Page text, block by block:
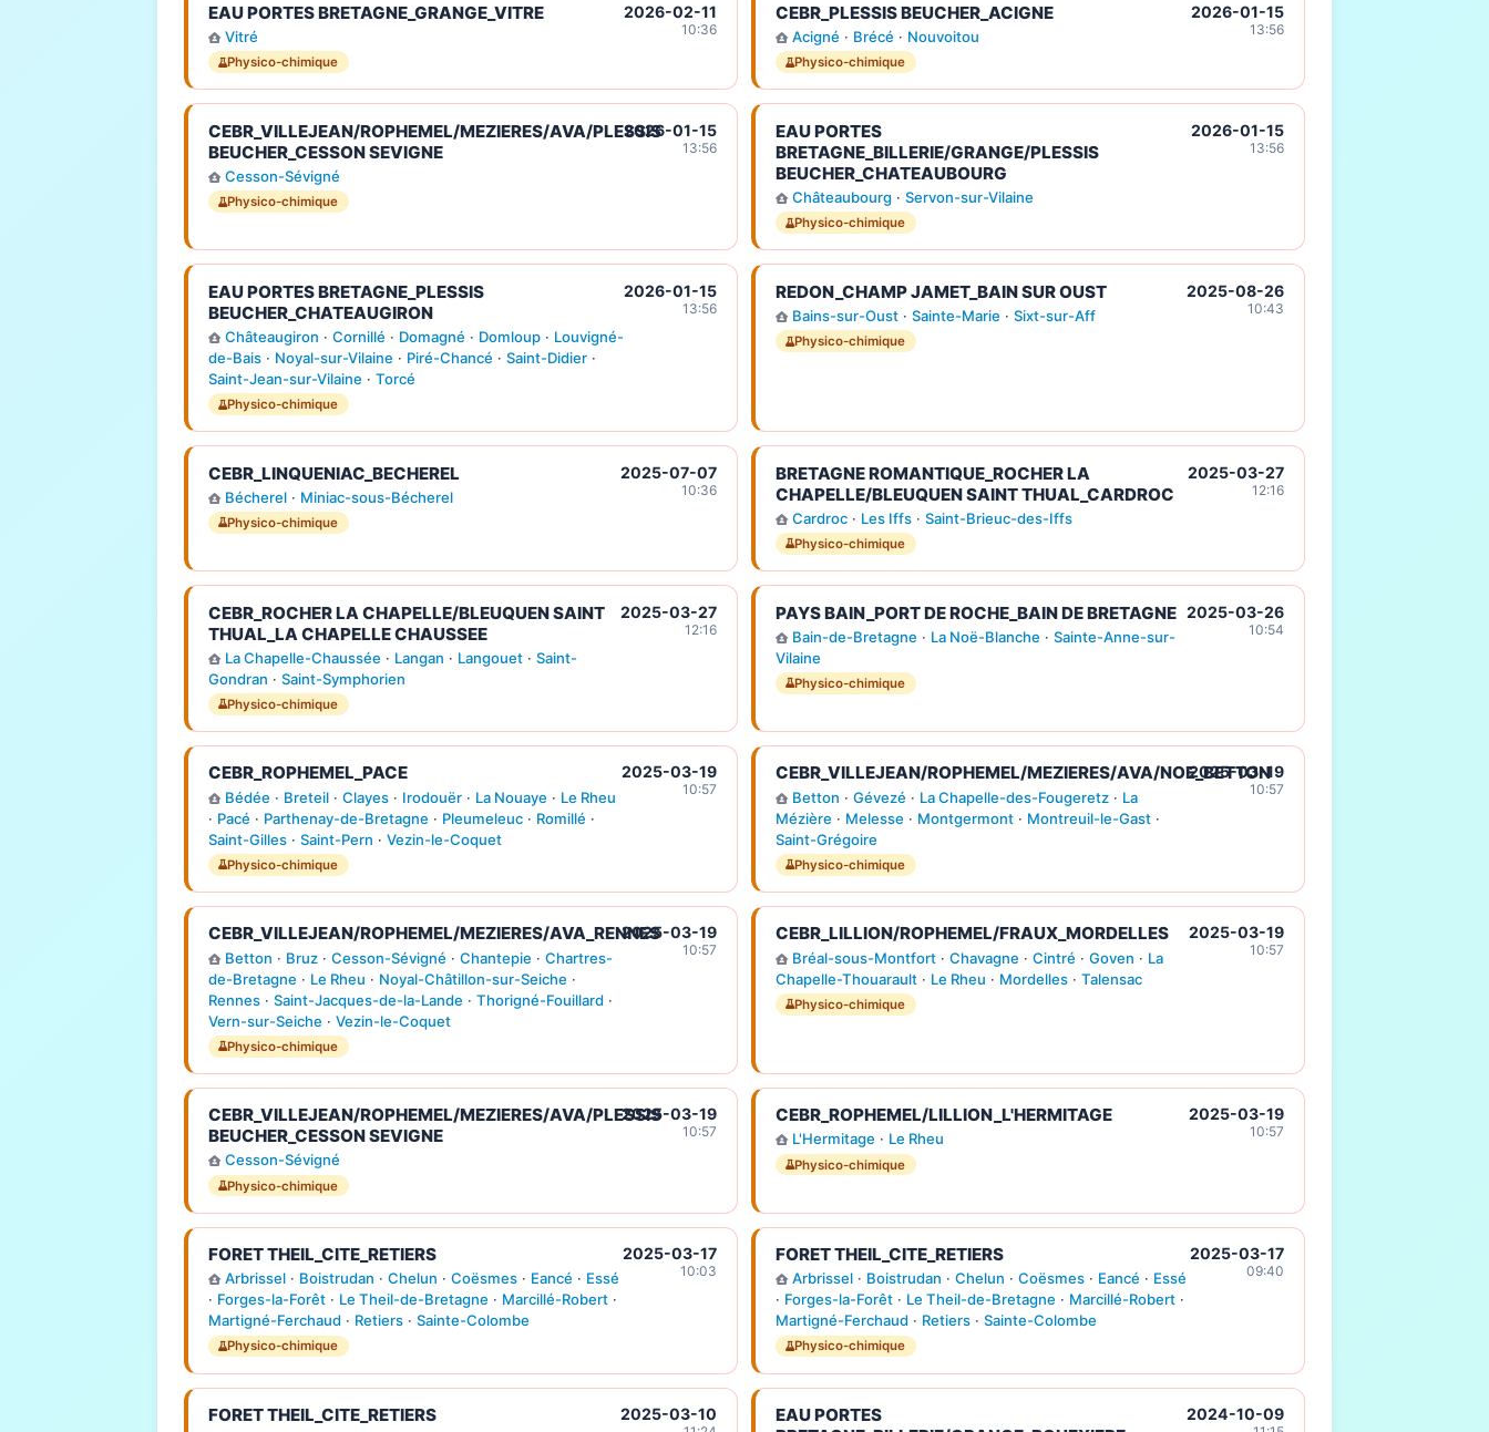
EAU PORTES BRETAGNE_GRANGE_VITRE
Vitré
Physico-chimique
2026-02-11
10:36
CEBR_PLESSIS BEUCHER_ACIGNE
Acigné · Brécé · Nouvoitou
Physico-chimique
2026-01-15
13:56
CEBR_VILLEJEAN/ROPHEMEL/MEZIERES/AVA/PLESSIS
BEUCHER_CESSON SEVIGNE
Cesson-Sévigné
Physico-chimique
2026-01-15
13:56
EAU PORTES
BRETAGNE_BILLERIE/GRANGE/PLESSIS
BEUCHER_CHATEAUBOURG
Châteaubourg· Servon-sur-Vilaine
Physico-chimique
2026-01-15
13:56
EAU PORTES BRETAGNE_PLESSIS
BEUCHER_CHATEAUGIRON
Châteaugiron · Cornillé · Domagné · Domloup· Louvigné-
de-Bais· Noyal-sur-Vilaine · Piré-Chancé · Saint-Didier·
Saint-Jean-sur-Vilaine · Torcé
Physico-chimique
2026-01-15
13:56
REDON_CHAMP JAMET_BAIN SUR OUST
Bains-sur-Oust· Sainte-Marie · Sixt-sur-Aff
Physico-chimique
2025-08-26
10:43
CEBR_LINQUENIAC_BECHEREL
Bécherel· Miniac-sous-Bécherel
Physico-chimique
2025-07-07
10:36
BRETAGNE ROMANTIQUE_ROCHER LA
CHAPELLE/BLEUQUEN SAINT THUAL_CARDROC
Cardroc· Les Iffs· Saint-Brieuc-des-Iffs
Physico-chimique
2025-03-27
12:16
CEBR_ROCHER LA CHAPELLE/BLEUQUEN SAINT
THUAL_LA CHAPELLE CHAUSSEE
La Chapelle-Chaussée · Langan · Langouet· Saint-
Gondran · Saint-Symphorien
Physico-chimique
2025-03-27
12:16
PAYS BAIN_PORT DE ROCHE_BAIN DE BRETAGNE
Bain-de-Bretagne · La Noë-Blanche · Sainte-Anne-sur-
Vilaine
Physico-chimique
2025-03-26
10:54
CEBR_ROPHEMEL_PACE
Bédée · Breteil· Clayes· Irodouër· La Nouaye · Le Rheu
· Pacé · Parthenay-de-Bretagne · Pleumeleuc· Romillé ·
Saint-Gilles· Saint-Pern · Vezin-le-Coquet
Physico-chimique
2025-03-19
10:57
CEBR_VILLEJEAN/ROPHEMEL/MEZIERES/AVA/NOE_BETTON
Betton · Gévezé · La Chapelle-des-Fougeretz· La
Mézière · Melesse · Montgermont· Montreuil-le-Gast·
Saint-Grégoire
Physico-chimique
2025-03-19
10:57
CEBR_VILLEJEAN/ROPHEMEL/MEZIERES/AVA_RENNES
Betton · Bruz· Cesson-Sévigné · Chantepie · Chartres-
de-Bretagne · Le Rheu · Noyal-Châtillon-sur-Seiche ·
Rennes· Saint-Jacques-de-la-Lande · Thorigné-Fouillard·
Vern-sur-Seiche · Vezin-le-Coquet
Physico-chimique
2025-03-19
10:57
CEBR_LILLION/ROPHEMEL/FRAUX_MORDELLES
Bréal-sous-Montfort· Chavagne · Cintré · Goven · La
Chapelle-Thouarault· Le Rheu · Mordelles· Talensac
Physico-chimique
2025-03-19
10:57
CEBR_VILLEJEAN/ROPHEMEL/MEZIERES/AVA/PLESSIS
BEUCHER_CESSON SEVIGNE
Cesson-Sévigné
Physico-chimique
2025-03-19
10:57
CEBR_ROPHEMEL/LILLION_L'HERMITAGE
L'Hermitage · Le Rheu
Physico-chimique
2025-03-19
10:57
FORET THEIL_CITE_RETIERS
Arbrissel· Boistrudan · Chelun · Coësmes· Eancé · Essé
· Forges-la-Forêt· Le Theil-de-Bretagne · Marcillé-Robert·
Martigné-Ferchaud· Retiers· Sainte-Colombe
Physico-chimique
2025-03-17
10:03
FORET THEIL_CITE_RETIERS
Arbrissel· Boistrudan · Chelun · Coësmes· Eancé · Essé
· Forges-la-Forêt· Le Theil-de-Bretagne · Marcillé-Robert·
Martigné-Ferchaud· Retiers· Sainte-Colombe
Physico-chimique
2025-03-17
09:40
FORET THEIL_CITE_RETIERS 2025-03-10
EAU PORTES
2024-10-09